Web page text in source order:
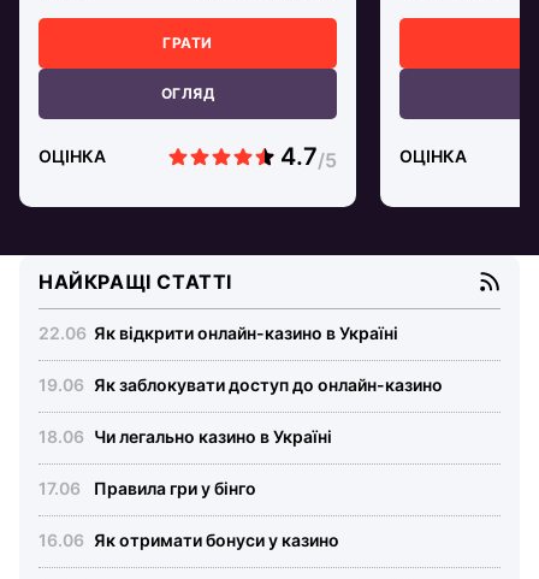
ГРАТИ
ОГЛЯД
ОЦІНКА ОЦІНКА
НАЙКРАЩІ СТАТТІ
Як відкрити онлайн-казино в Україні
Як заблокувати доступ до онлайн-казино
Чи легально казино в Україні
Правила гри у бінго
Як отримати бонуси у казино